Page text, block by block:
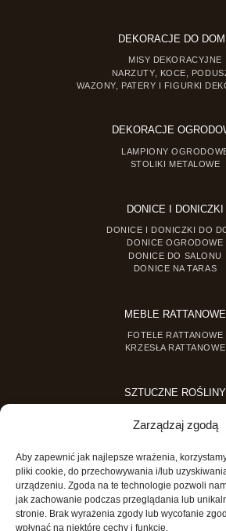
Zarządzaj zgodą
Aby zapewnić jak najlepsze wrażenia,
pliki cookie, do przechowywania i/lub
urządzeniu. Zgoda na te technologie pozwoli
jak zachowanie podczas przeglądania lub
stronie. Brak wyrażenia zgody lub wycofanie
wpłynąć na niektóre cechy i funkcje.
DEKORACJE DO
MISY DEKORACYJNE
NARZUTY, KOCE,
WAZONY, PATERY I FIGURKI
DEKORACJE
LAMPIONY
STOLIKI METALOWE
DONICE I DONICZKI
DONICE I DONICZKI DO
DONICE OGRODOWE
DONICE DO SALONU
DONICE NA TARAS
MEBLE RATTANOWE
FOTELE RATTANOWE
KRZESŁA RATTANOWE
SZTUCZNE ROŚLINY
SZTUCZNE ROŚLINY
MINI OGRODY
MINI OGRÓD DLA